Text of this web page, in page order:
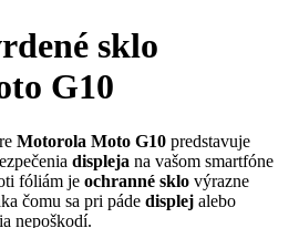
sklo
G10
Motorola Moto G10 predstavuje
displeja na vašom smartfóne
fóliám je ochranné sklo výrazne
čomu sa pri páde displej alebo
nepoškodí.